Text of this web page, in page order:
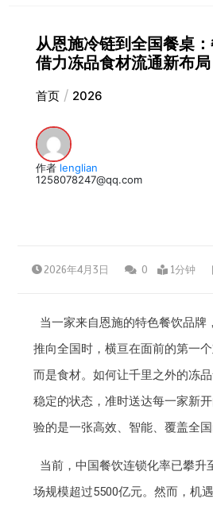
从恩施冷链到全国餐桌
借力冻品食材流通新布局
首页 2026
作者 lenglian
1258078247@qq.com
2026年4月3日 0 1分钟
当一家来自恩施的特色餐饮品牌
推向全国时，横亘在面前的第一
而是食材。如何让千里之外的冻
稳定的状态，准时送达每一家新
验的是一张高效、智能、覆盖全国
当前，中国餐饮连锁化率已攀升
场规模超过5500亿元。然而，机